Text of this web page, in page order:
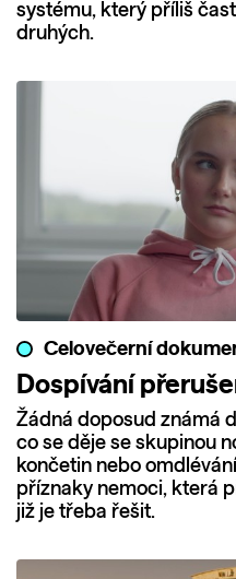
systému, který příliš
druhých.
Celovečerní
Dospívání
Žádná doposud známá
co se děje se skupinou
končetin nebo
příznaky nemoci, která
již je třeba řešit.